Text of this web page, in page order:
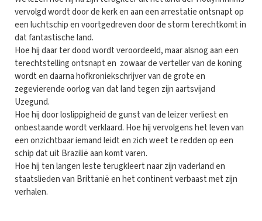
vervolgd wordt door de kerk en aan een arrestatie ontsnapt op
een luchtschip en voortgedreven door de storm terechtkomt in
dat fantastische land.
Hoe hij daar ter dood wordt veroordeeld, maar alsnog aan een
terechtstelling ontsnapt en zowaar de verteller van de koning
wordt en daarna hofkroniekschrijver van de grote en
zegevierende oorlog van dat land tegen zijn aartsvijand
Uzegund.
Hoe hij door loslippigheid de gunst van de leizer verliest en
onbestaande wordt verklaard. Hoe hij vervolgens het leven van
een onzichtbaar iemand leidt en zich weet te redden op een
schip dat uit Brazilië aan komt varen.
Hoe hij ten langen leste terugkleert naar zijn vaderland en
staatslieden van Brittanië en het continent verbaast met zijn
verhalen.